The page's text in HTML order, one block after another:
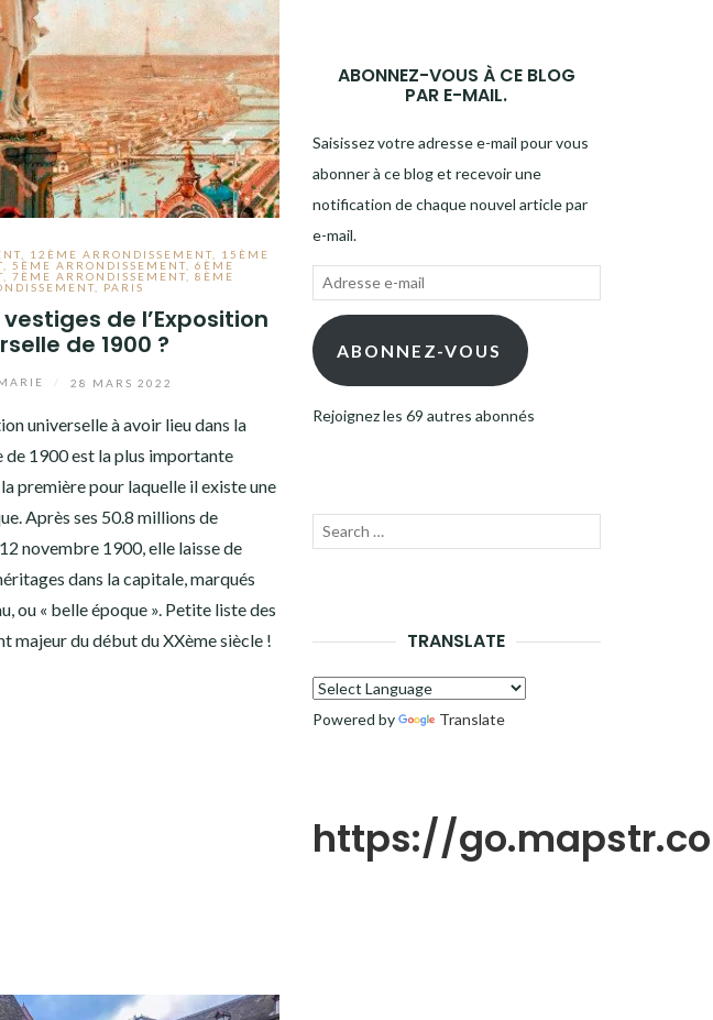
12ÈME ARRONDISSEMENT
15ÈME
5ÈME ARRONDISSEMENT ,6ÈME
,7ÈME ARRONDISSEMENT ,8ÈME
, PARIS
de l’Exposition
de 1900 ?
28 MARS 2022
universelle à avoir lieu dans la
de 1900 est la plus importante
première pour laquelle il existe une
Après ses 50.8 millions de
novembre 1900, elle laisse de
dans la capitale, marqués
ou « belle époque ». Petite liste des
majeur du début du XXème siècle !
ABONNEZ-VOUS À CE BLOG
PAR E-MAIL.
Saisissez votre adresse e-mail pour vous
abonner à ce blog et recevoir une
notification de chaque nouvel article par
e-mail.
Adresse
mail ABONNEZ-VOUS
Rejoignez les 69 autres abonnés
Recherche
TRANSLATE
Powered by Translate
https://